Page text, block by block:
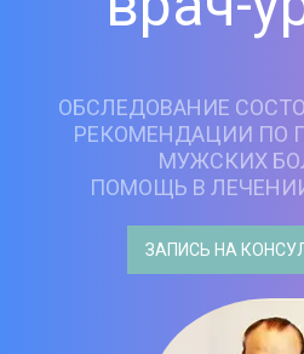
ОБСЛЕДОВАНИЕ
РЕКОМЕНДАЦИИ ПО
МУЖСКИХ
ПОМОЩЬ В
ЗАПИСЬ НА